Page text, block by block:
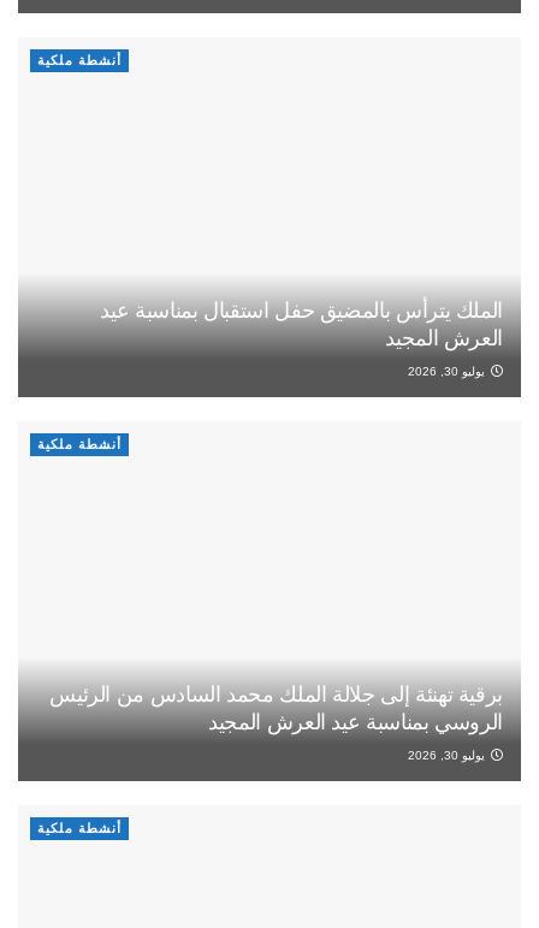
أنشطة ملكية
الملك يترأس بالمضيق حفل استقبال بمناسبة عيد
العرش المجيد
يوليو 30, 2026
أنشطة ملكية
برقية تهنئة إلى جلالة الملك محمد السادس من الرئيس
الروسي بمناسبة عيد العرش المجيد
يوليو 30, 2026
أنشطة ملكية